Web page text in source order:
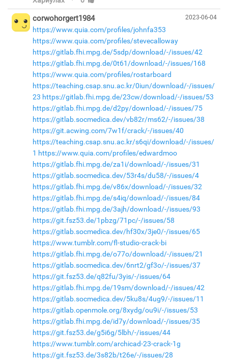
2023-06-04
corwohorgert1984
https://www.quia.com/profiles/johnfa353
https://www.quia.com/profiles/stevecalloway
https://gitlab.fhi.mpg.de/5sdp/download/-/issues/42
https://gitlab.fhi.mpg.de/0t61/download/-/issues/168
https://www.quia.com/profiles/rostarboard
https://teaching.csap.snu.ac.kr/0iun/download/-/issues/
23 https://gitlab.fhi.mpg.de/23cw/download/-/issues/53
https://gitlab.fhi.mpg.de/d2py/download/-/issues/75
https://gitlab.socmedica.dev/vb82r/ms62/-/issues/38
https://git.acwing.com/7w1f/crack/-/issues/40
https://teaching.csap.snu.ac.kr/s6qi/download/-/issues/
1 https://www.quia.com/profiles/edwardmoo
https://gitlab.fhi.mpg.de/za1i/download/-/issues/31
https://gitlab.socmedica.dev/53r4s/du58/-/issues/4
https://gitlab.fhi.mpg.de/v86x/download/-/issues/32
https://gitlab.fhi.mpg.de/s4iq/download/-/issues/84
https://gitlab.fhi.mpg.de/3ajh/download/-/issues/93
https://git.fsz53.de/1pbzg/71pc/-/issues/58
https://gitlab.socmedica.dev/hf30x/3je0/-/issues/65
https://www.tumblr.com/fl-studio-crack-bi
https://gitlab.fhi.mpg.de/o77o/download/-/issues/21
https://gitlab.socmedica.dev/6nrt2/gf3o/-/issues/37
https://git.fsz53.de/q82fu/3yis/-/issues/64
https://gitlab.fhi.mpg.de/19sm/download/-/issues/42
https://gitlab.socmedica.dev/5ku8s/4ug9/-/issues/11
https://gitlab.openmole.org/8xydg/ou9i/-/issues/53
https://gitlab.fhi.mpg.de/id7y/download/-/issues/35
https://git.fsz53.de/g5i6g/5lbh/-/issues/44
https://www.tumblr.com/archicad-23-crack-1g
https://git.fsz53.de/3s82b/t26e/-/issues/28